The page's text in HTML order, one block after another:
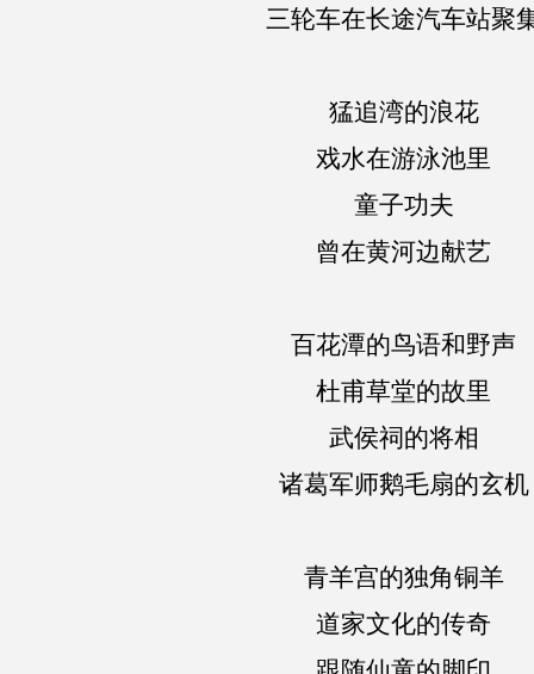
三轮车在长途汽车站聚
猛追湾的浪花
戏水在游泳池里
童子功夫
曾在黄河边献艺
百花潭的鸟语和野声
杜甫草堂的故里
武侯祠的将相
诸葛军师鹅毛扇的玄机
青羊宫的独角铜羊
道家文化的传奇